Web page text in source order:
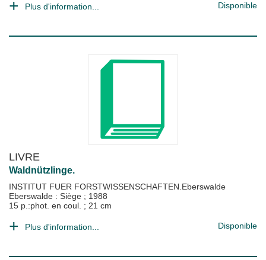
Plus d'information... Disponible
LIVRE
Waldnützlinge.
INSTITUT FUER FORSTWISSENSCHAFTEN.Eberswalde
Eberswalde : Siège ; 1988
15 p.:phot. en coul. ; 21 cm
Plus d'information... Disponible